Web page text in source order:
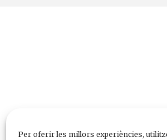
Per oferir les millors experiències,